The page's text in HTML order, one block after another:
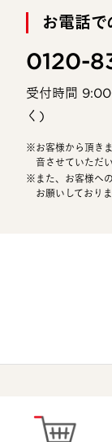
お電話で
0120-
受付時間
く)
お客様から頂き
音させていただ
また、お客様へ
お願いしておりま